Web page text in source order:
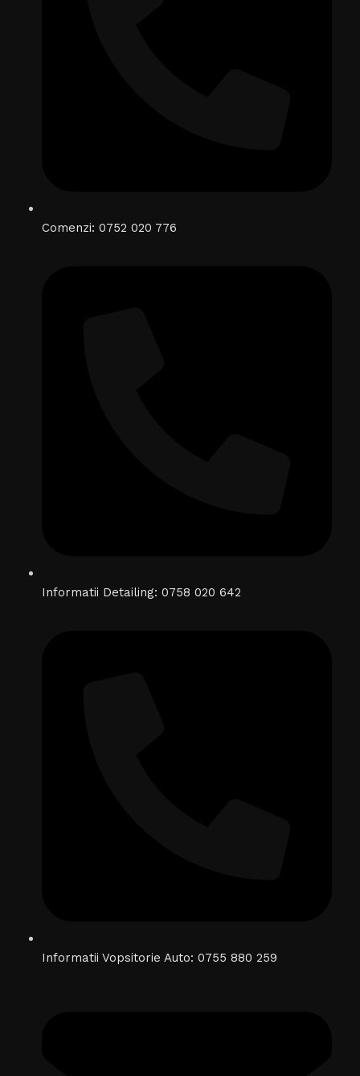
Comenzi: 0752 020 776
Informatii Detailing: 0758 020 642
Informatii Vopsitorie Auto: 0755 880 259